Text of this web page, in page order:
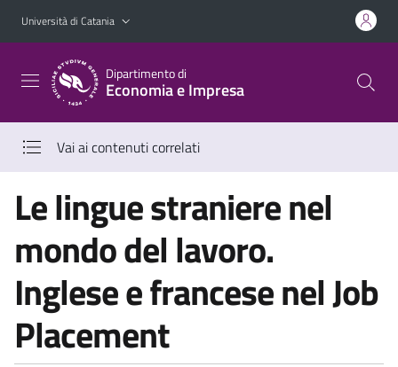
Vai al contenuto principale
Vai al menu di navigazione
Università di Catania
Dipartimento di
Economia e Impresa
Vai ai contenuti correlati
Le lingue straniere nel
mondo del lavoro.
Inglese e francese nel Job
Placement